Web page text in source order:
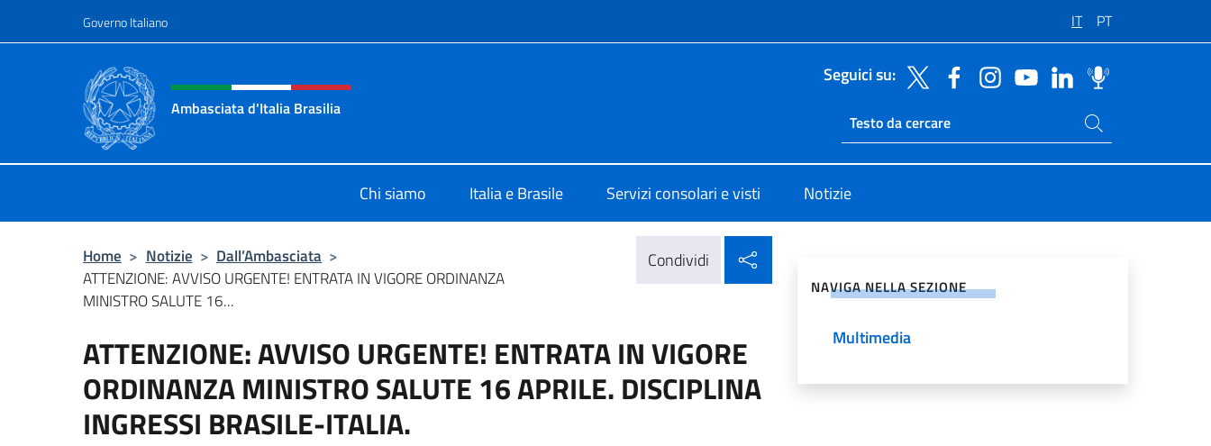
Governo Italiano IT PT
Intestazione sito, social e menù
Ambasciata d'Italia Brasilia
Seguici su:
Ricerca sito live
Cerca nel sito
Chi siamo Italia e Brasile Servizi consolari e visti Notizie
Home > Notizie > Dall’Ambasciata >
ATTENZIONE: AVVISO URGENTE! ENTRATA IN VIGORE ORDINANZA
MINISTRO SALUTE 16...
Condividi
ATTENZIONE: AVVISO URGENTE! ENTRATA IN VIGORE
ORDINANZA MINISTRO SALUTE 16 APRILE. DISCIPLINA
INGRESSI BRASILE-ITALIA.
NAVIGA NELLA SEZIONE
Multimedia